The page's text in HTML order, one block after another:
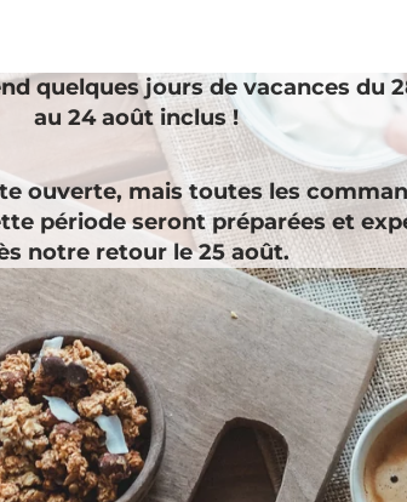
quelques jours de vacances du
au 24 août inclus !
ouverte, mais toutes les
période seront préparées et
notre retour le 25 août.